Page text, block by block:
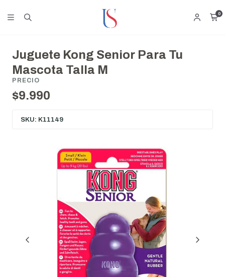
0
Juguete Kong Senior Para Tu
Mascota Talla M
PRECIO
$9.990
SKU: K11149